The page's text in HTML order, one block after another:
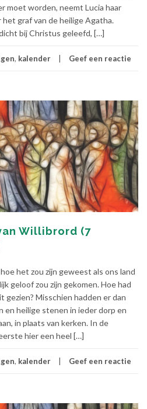
moet worden, neemt Lucia haar
het graf van de heilige Agatha.
bij Christus geleefd, […]
, kalender Geef een reactie
Willibrord (7
het zou zijn geweest als ons land
geloof zou zijn gekomen. Hoe had
gezien? Misschien hadden er dan
en heilige stenen in ieder dorp en
in plaats van kerken. In de
hier een heel […]
, kalender Geef een reactie